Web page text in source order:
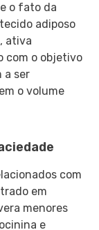
o fato da
adiposo
ativa
com o objetivo
a ser
o volume
com
em
menores
e